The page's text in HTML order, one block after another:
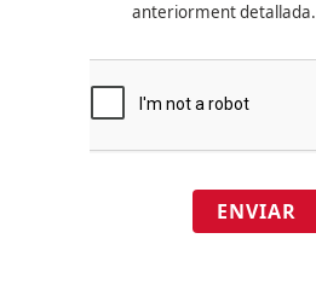
anteriorment detallada.
ENVIAR